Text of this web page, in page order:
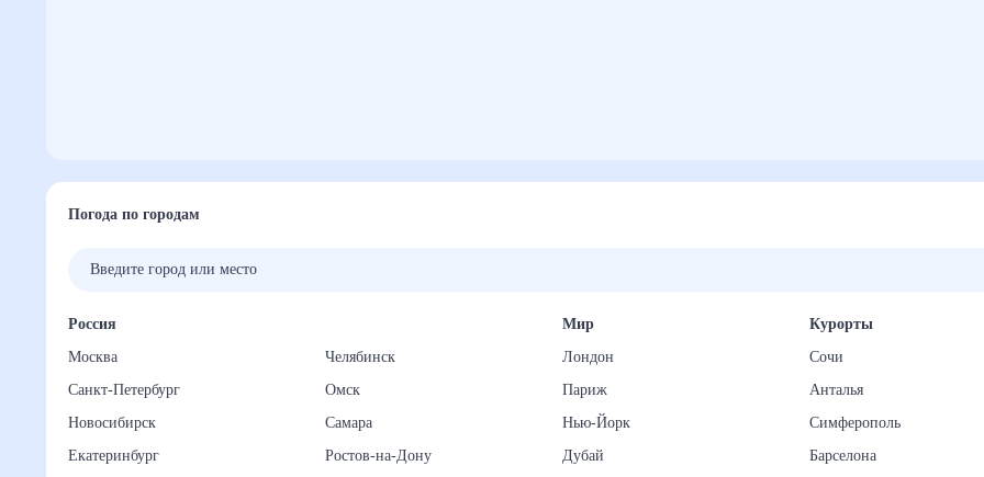
Погода по городам
Россия
Москва
Санкт-Петербург
Новосибирск
Екатеринбург
Челябинск
Омск
Самара
Ростов-на-Дону
Мир
Лондон
Париж
Нью-Йорк
Дубай
Курорты
Сочи
Анталья
Симферополь
Барселона